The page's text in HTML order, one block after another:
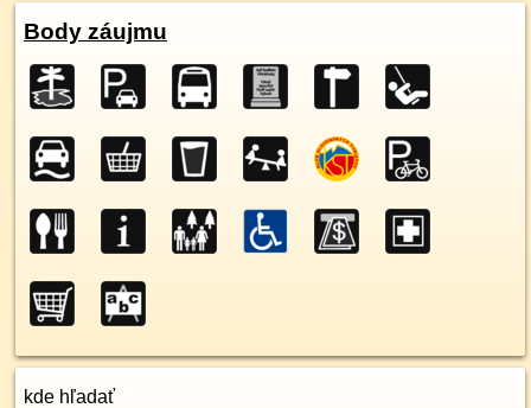
Body záujmu
kde hľadať